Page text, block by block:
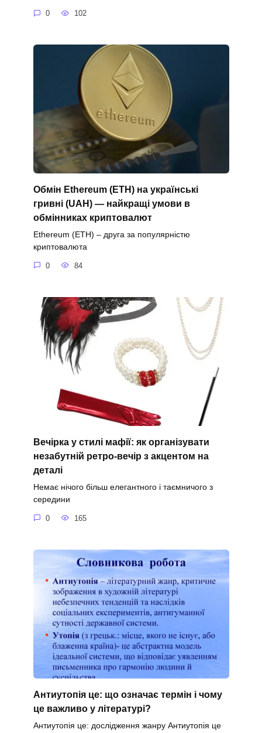
0 102
Обмін Ethereum (ETH) на українські
гривні (UAH) — найкращі умови в
обмінниках криптовалют
Ethereum (ETH) – друга за популярністю
криптовалюта
0 84
Вечірка у стилі мафії: як організувати
незабутній ретро-вечір з акцентом на
деталі
Немає нічого більш елегантного і таємничого з
середини
0 165
Антиутопія це: що означає термін і чому
це важливо у літературі?
Антиутопія це: дослідження жанру Антиутопія це